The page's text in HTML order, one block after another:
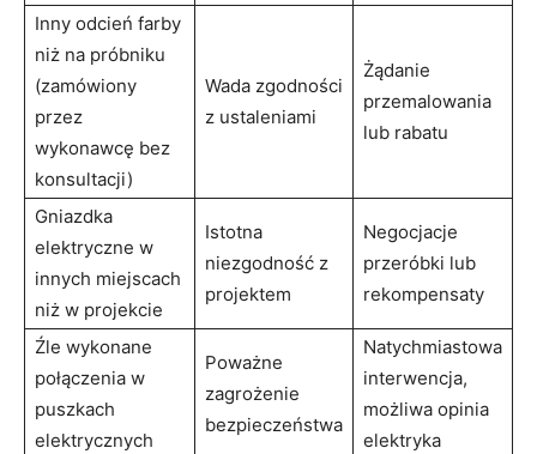
Inny odcień farby
niż na próbniku
(zamówiony
przez
wykonawcę bez
konsultacji)
Wada zgodności
z ustaleniami
Żądanie
przemalowania
lub rabatu
Gniazdka
elektryczne w
innych miejscach
niż w projekcie
Istotna
niezgodność z
projektem
Negocjacje
przeróbki lub
rekompensaty
Źle wykonane
połączenia w
puszkach
elektrycznych
Poważne
zagrożenie
bezpieczeństwa
Natychmiastowa
interwencja,
możliwa opinia
elektryka